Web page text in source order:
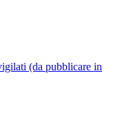
(da pubblicare in